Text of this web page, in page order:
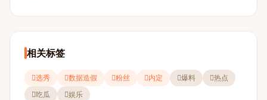
相关标签
选秀 数据造假 粉丝 内定 爆料
热点
吃瓜
娱乐